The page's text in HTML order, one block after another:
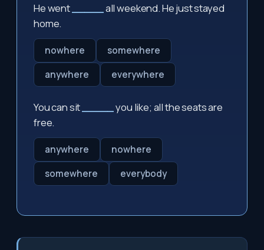
He went
all weekend. He just stayed
home.
nowhere
somewhere
anywhere
everywhere
You can sit
you like; all the seats are
free.
anywhere
nowhere
somewhere
everybody